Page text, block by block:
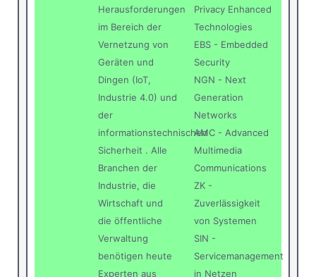
Herausforderungen
im Bereich der
Vernetzung von
Geräten und
Dingen (IoT,
Industrie 4.0) und
der
informationstechnischen
Sicherheit . Alle
Branchen der
Industrie, die
Wirtschaft und
die öffentliche
Verwaltung
benötigen heute
Experten aus
Privacy Enhanced
Technologies
EBS - Embedded
Security
NGN - Next
Generation
Networks
AMC - Advanced
Multimedia
Communications
ZK -
Zuverlässigkeit
von Systemen
SIN -
Servicemanagement
in Netzen